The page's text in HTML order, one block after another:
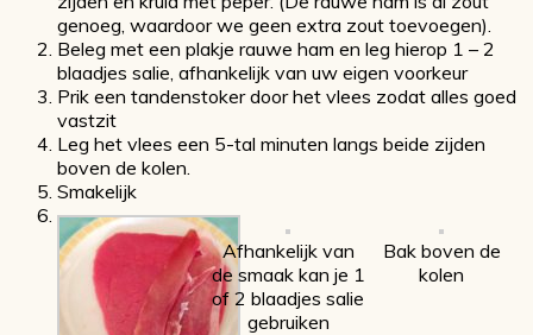
genoeg, waardoor we geen extra zout toevoegen).
Beleg met een plakje rauwe ham en leg hierop 1 – 2
blaadjes salie, afhankelijk van uw eigen voorkeur
Prik een tandenstoker door het vlees zodat alles goed
vastzit
Leg het vlees een 5-tal minuten langs beide zijden
boven de kolen.
Smakelijk
Afhankelijk van
de smaak kan je 1
of 2 blaadjes salie
gebruiken
Bak boven de
kolen